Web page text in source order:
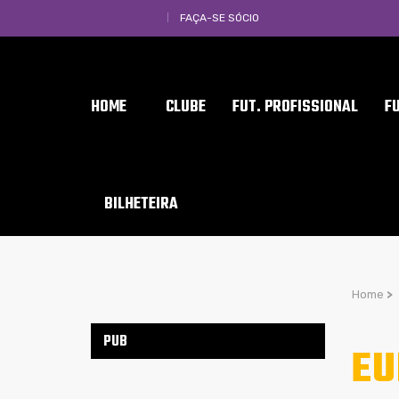
FAÇA-SE SÓCIO
HOME CLUBE FUT. PROFISSIONAL
BILHETEIRA
Home >
PUB